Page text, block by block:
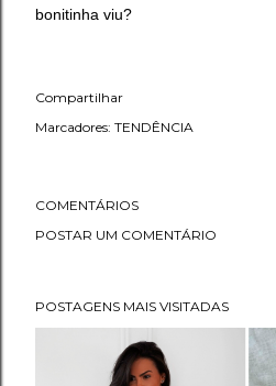
bonitinha viu?
Compartilhar
Marcadores: TENDÊNCIA
COMENTÁRIOS
POSTAR UM COMENTÁRIO
POSTAGENS MAIS VISITADAS